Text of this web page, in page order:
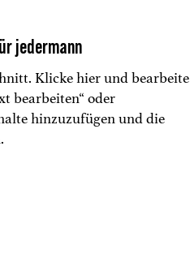
jedermann
Klicke hier und bearbeite
bearbeiten“ oder
hinzuzufügen und die